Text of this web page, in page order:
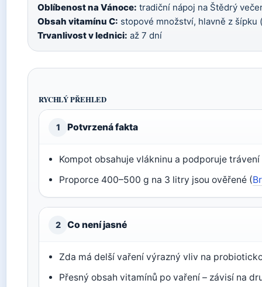
Oblíbenost na Vánoce: tradiční nápoj na Štědrý
Obsah vitamínu C: stopové množství, hlavně z šípku
Trvanlivost v lednici: až 7 dní
RYCHLÝ PŘEHLED
1 Potvrzená fakta
Kompot obsahuje vlákninu a podporuje trávení
Proporce 400–500 g na 3 litry jsou ověřené (
2 Co není jasné
Zda má delší vaření výrazný vliv na
Přesný obsah vitamínů po vaření – závisí na